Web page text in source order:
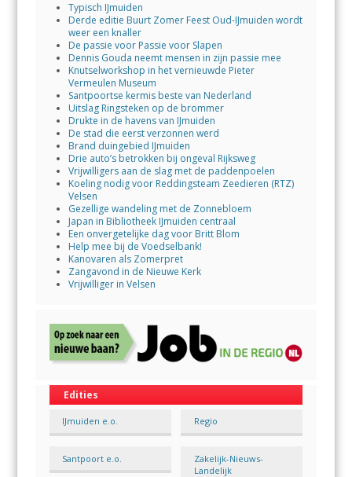
Typisch IJmuiden
Derde editie Buurt Zomer Feest Oud-IJmuiden wordt
weer een knaller
De passie voor Passie voor Slapen
Dennis Gouda neemt mensen in zijn passie mee
Knutselworkshop in het vernieuwde Pieter
Vermeulen Museum
Santpoortse kermis beste van Nederland
Uitslag Ringsteken op de brommer
Drukte in de havens van IJmuiden
De stad die eerst verzonnen werd
Brand duingebied IJmuiden
Drie auto’s betrokken bij ongeval Rijksweg
Vrijwilligers aan de slag met de paddenpoelen
Koeling nodig voor Reddingsteam Zeedieren (RTZ)
Velsen
Gezellige wandeling met de Zonnebloem
Japan in Bibliotheek IJmuiden centraal
Een onvergetelijke dag voor Britt Blom
Help mee bij de Voedselbank!
Kanovaren als Zomerpret
Zangavond in de Nieuwe Kerk
Vrijwilliger in Velsen
Edities
IJmuiden e.o. Regio
Santpoort e.o.
Zakelijk-Nieuws-
Landelijk